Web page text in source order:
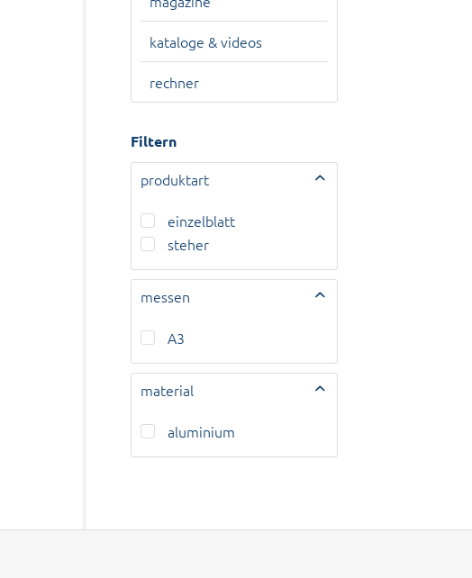
kataloge & videos
rechner
Filtern
produktart
einzelblatt
steher
messen
A3
material
aluminium